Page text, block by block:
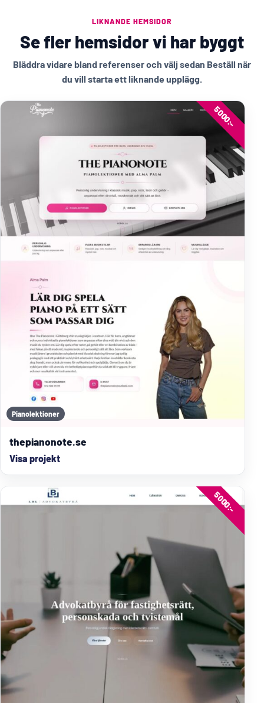
LIKNANDE HEMSIDOR
Se fler hemsidor vi har byggt
Bläddra vidare bland referenser och välj sedan Beställ när
du vill starta ett liknande upplägg.
Pianolektioner
5000:-
thepianonote.se
Visa projekt
5000:-